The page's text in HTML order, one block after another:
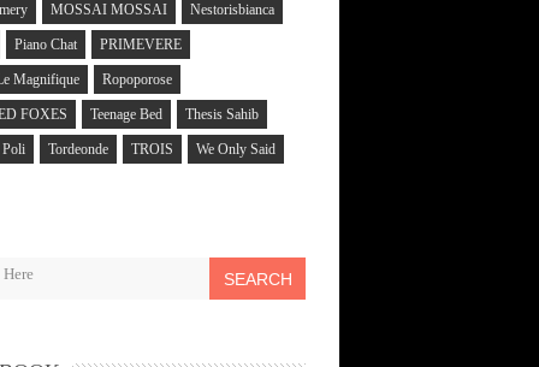
MOSSAI MOSSAI Nestorisbianca
Piano Chat PRIMEVERE
Magnifique Ropoporose
FOXES Teenage Bed Thesis Sahib
Poli Tordeonde TROIS We Only Said
SEARCH